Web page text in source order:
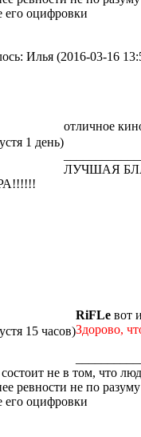
его оцифровки
Илья (2016-03-16
1 день)
отличное
ЛУЧШАЯ
15 часов)
RiFLe вот
Здорово,
не в том, что
ревности не по разуму
его оцифровки